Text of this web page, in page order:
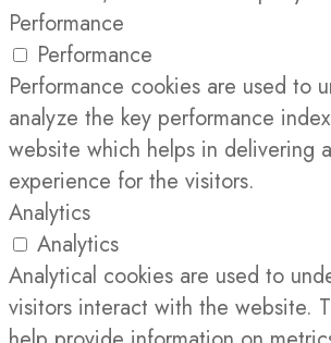
Performance
Performance
Performance cookies are used to
analyze the key performance
website which helps in delivering
experience for the visitors.
Analytics
Analytics
Analytical cookies are used to
visitors interact with the website.